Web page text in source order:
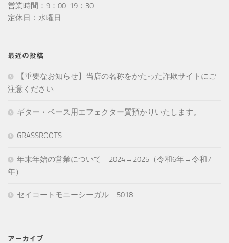
営業時間：9：00-19：30
定休日：水曜日
最近の投稿
【重要なお知らせ】当店の名称をかたった詐欺サイトにご
注意ください
ギター・ベース用エフェクター質預かりいたします。
GRASSROOTS
年末年始の営業について 2024→2025（令和6年→令和7
年）
セイコートモニーシーガル 5018
アーカイブ